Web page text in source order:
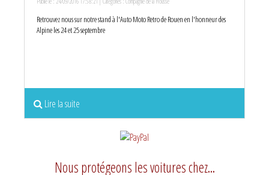
Retrouvez nous sur notre stand à l'Auto Moto Retro de Rouen en l'honneur des
Alpine les 24 et 25 septembre
Lire la suite
Nous protégeons les voitures chez...